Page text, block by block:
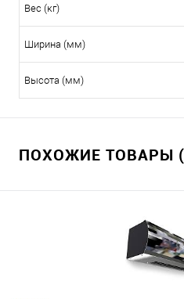
Вес (кг)
Ширина (мм)
Высота (мм)
ПОХОЖИЕ ТОВАРЫ